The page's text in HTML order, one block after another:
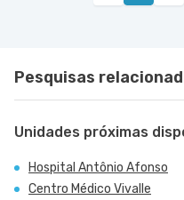
Pesquisas
Unidades próximas
Hospital Antônio Afonso
Centro Médico Vivalle